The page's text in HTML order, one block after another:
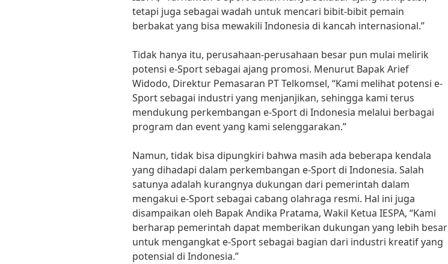
tetapi juga sebagai wadah untuk mencari bibit-bibit pemain
berbakat yang bisa mewakili Indonesia di kancah internasional.”
Tidak hanya itu, perusahaan-perusahaan besar pun mulai melirik
potensi e-Sport sebagai ajang promosi. Menurut Bapak Arief
Widodo, Direktur Pemasaran PT Telkomsel, “Kami melihat potensi e-
Sport sebagai industri yang menjanjikan, sehingga kami terus
mendukung perkembangan e-Sport di Indonesia melalui berbagai
program dan event yang kami selenggarakan.”
Namun, tidak bisa dipungkiri bahwa masih ada beberapa kendala
yang dihadapi dalam perkembangan e-Sport di Indonesia. Salah
satunya adalah kurangnya dukungan dari pemerintah dalam
mengakui e-Sport sebagai cabang olahraga resmi. Hal ini juga
disampaikan oleh Bapak Andika Pratama, Wakil Ketua IESPA, “Kami
berharap pemerintah dapat memberikan dukungan yang lebih besar
untuk mengangkat e-Sport sebagai bagian dari industri kreatif yang
potensial di Indonesia.”